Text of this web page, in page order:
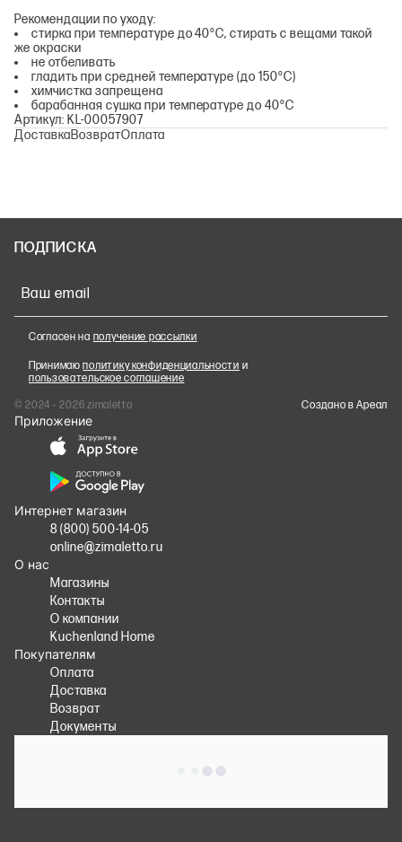
Рекомендации по уходу:
стирка при температуре до 40°С, стирать с вещами такой
же окраски
не отбеливать
гладить при средней температуре (до 150°С)
химчистка запрещена
барабанная сушка при температуре до 40°С
Артикул: KL-00057907
ДоставкаВозвратОплата
ПОДПИСКА
Ваш email
Согласен на получение рассылки
Принимаюполитику конфиденциальности и
пользовательское соглашение
© 2024 – 2026 zimaletto
Cоздано в Ареал
Приложение
Интернет магазин
8 (800) 500-14-05
online@zimaletto.ru
О нас
Магазины
Контакты
О компании
Kuchenland Home
Покупателям
Оплата
Доставка
Возврат
Документы